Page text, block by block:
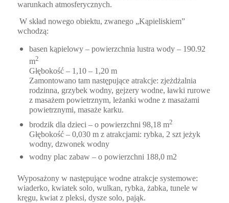
warunkach atmosferycznych.
W skład nowego obiektu, zwanego „Kąpieliskiem”
wchodzą:
basen kąpielowy – powierzchnia lustra wody – 190.92
m2
Głębokość – 1,10 – 1,20 m
Zamontowano tam następujące atrakcje: zjeżdżalnia
rodzinna, grzybek wodny, gejzery wodne, ławki rurowe
z masażem powietrznym, leżanki wodne z masażami
powietrznymi, masaże karku.
brodzik dla dzieci – o powierzchni 98,18 m2
Głębokość – 0,030 m z atrakcjami: rybka, 2 szt jeżyk
wodny, dzwonek wodny
wodny plac zabaw – o powierzchni 188,0 m2
Wyposażony w następujące wodne atrakcje systemowe:
wiaderko, kwiatek solo, wulkan, rybka, żabka, tunele w
kręgu, kwiat z pleksi, dysze solo, pająk.